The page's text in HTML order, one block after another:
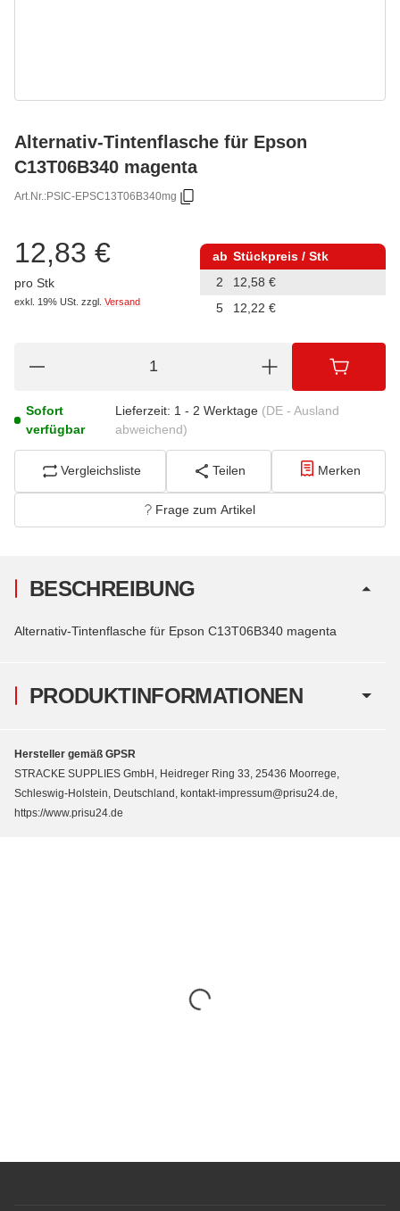
Alternativ-Tintenflasche für Epson
C13T06B340 magenta
Art.Nr.:PSIC-EPSC13T06B340mg
12,83 €
pro Stk
exkl. 19% USt. zzgl. Versand
ab Stückpreis / Stk
2
12,58 €
5
12,22 €
Sofort
verfügbar
Lieferzeit: 1 - 2 Werktage (DE - Ausland
abweichend)
Vergleichsliste Teilen Merken
Frage zum Artikel
PRODUKTINFORMATIONEN
BESCHREIBUNG
Alternativ-Tintenflasche für Epson C13T06B340 magenta
Hersteller gemäß GPSR
STRACKE SUPPLIES GmbH, Heidreger Ring 33, 25436 Moorrege,
Schleswig-Holstein, Deutschland, kontakt-impressum@prisu24.de,
https://www.prisu24.de